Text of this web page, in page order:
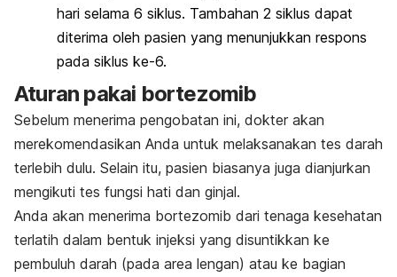
hari selama 6 siklus. Tambahan 2 siklus dapat
diterima oleh pasien yang menunjukkan respons
pada siklus ke-6.
Aturan pakai bortezomib
Sebelum menerima pengobatan ini, dokter akan
merekomendasikan Anda untuk melaksanakan tes darah
terlebih dulu. Selain itu, pasien biasanya juga dianjurkan
mengikuti tes fungsi hati dan ginjal.
Anda akan menerima bortezomib dari tenaga kesehatan
terlatih dalam bentuk injeksi yang disuntikkan ke
pembuluh darah (pada area lengan) atau ke bagian